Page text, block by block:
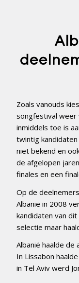
Zoals vanouds
songfestival weer
inmiddels toe is
twintig
niet bekend en
de afgelopen
finales en een
Op de
Albanië in 2008
kandidaten van
selectie maar
Albanië haalde
In Lissabon
in Tel Aviv werd